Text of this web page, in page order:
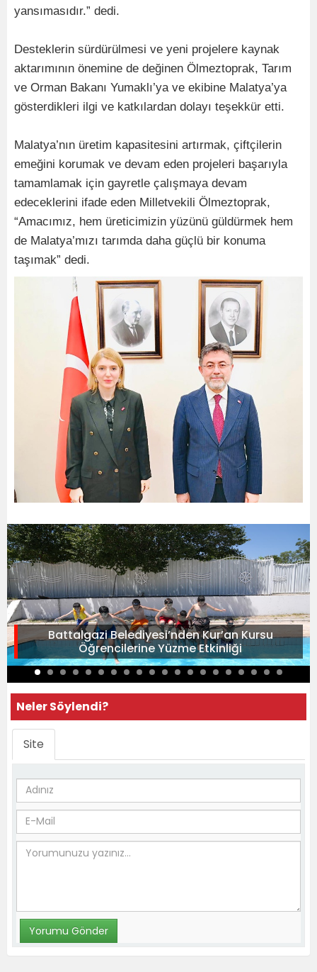
yansımasıdır.” dedi.
Desteklerin sürdürülmesi ve yeni projelere kaynak
aktarımının önemine de değinen Ölmeztoprak, Tarım
ve Orman Bakanı Yumaklı’ya ve ekibine Malatya’ya
gösterdikleri ilgi ve katkılardan dolayı teşekkür etti.
Malatya’nın üretim kapasitesini artırmak, çiftçilerin
emeğini korumak ve devam eden projeleri başarıyla
tamamlamak için gayretle çalışmaya devam
edeceklerini ifade eden Milletvekili Ölmeztoprak,
“Amacımız, hem üreticimizin yüzünü güldürmek hem
de Malatya’mızı tarımda daha güçlü bir konuma
taşımak” dedi.
Battalgazi Belediyesi’nden Kur’an Kursu
Öğrencilerine Yüzme Etkinliği
Neler Söylendi?
Site